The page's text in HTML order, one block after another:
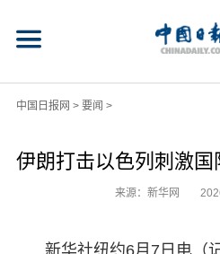
中国日报网 > 要闻 >
伊朗打击以色列刺激
来源：新华网
新华社纽约6月7日电（